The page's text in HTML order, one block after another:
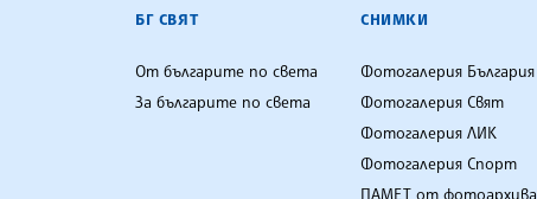
БГ СВЯТ
От българите по света
За българите по света
СНИМКИ
Фотогалерия България
Фотогалерия Свят
Фотогалерия ЛИК
Фотогалерия Спорт
ПАМЕТ от фотоархива